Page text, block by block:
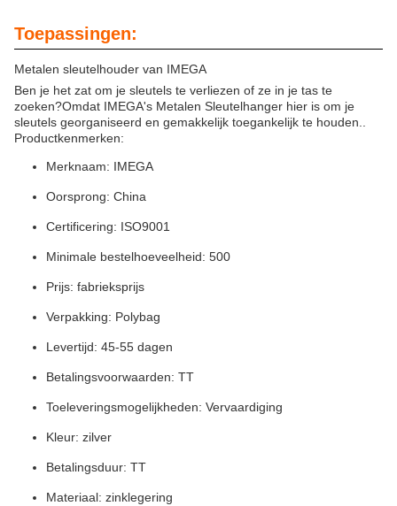
Toepassingen:
Metalen sleutelhouder van IMEGA
Ben je het zat om je sleutels te verliezen of ze in je tas te
zoeken?Omdat IMEGA's Metalen Sleutelhanger hier is om je
sleutels georganiseerd en gemakkelijk toegankelijk te houden..
Productkenmerken:
Merknaam: IMEGA
Oorsprong: China
Certificering: ISO9001
Minimale bestelhoeveelheid: 500
Prijs: fabrieksprijs
Verpakking: Polybag
Levertijd: 45-55 dagen
Betalingsvoorwaarden: TT
Toeleveringsmogelijkheden: Vervaardiging
Kleur: zilver
Betalingsduur: TT
Materiaal: zinklegering